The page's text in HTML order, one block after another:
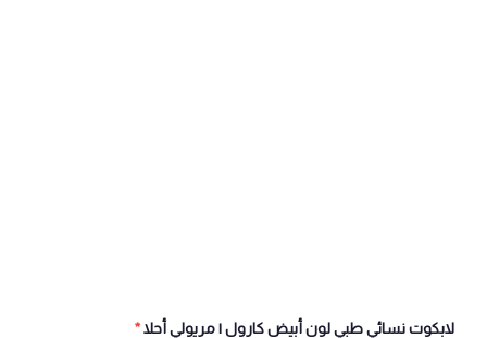
لابكوت نسائي طبي لون أبيض كارول | مريولي أحلا*